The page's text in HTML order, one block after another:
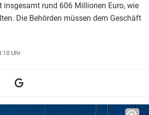
insgesamt rund 606 Millionen Euro, wie
Die Behörden müssen dem Geschäft
Uhr